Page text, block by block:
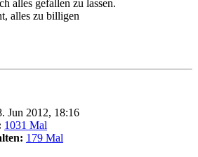
alles gefallen zu lassen.
alles zu billigen
Jun 2012, 18:16
1031 Mal
179 Mal